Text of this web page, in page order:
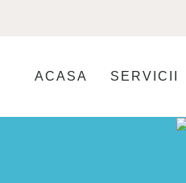
ACASA SERVICII